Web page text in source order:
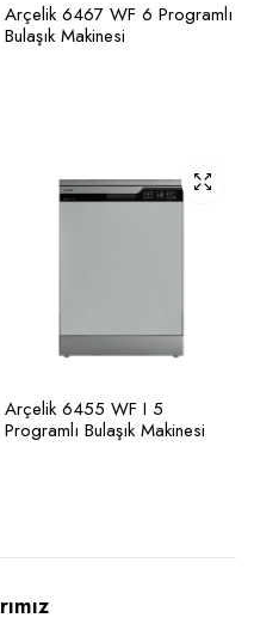
Arçelik 6467 WF 6 Programlı
Bulaşık Makinesi
Arçelik 6455 WF I 5
Programlı Bulaşık Makinesi